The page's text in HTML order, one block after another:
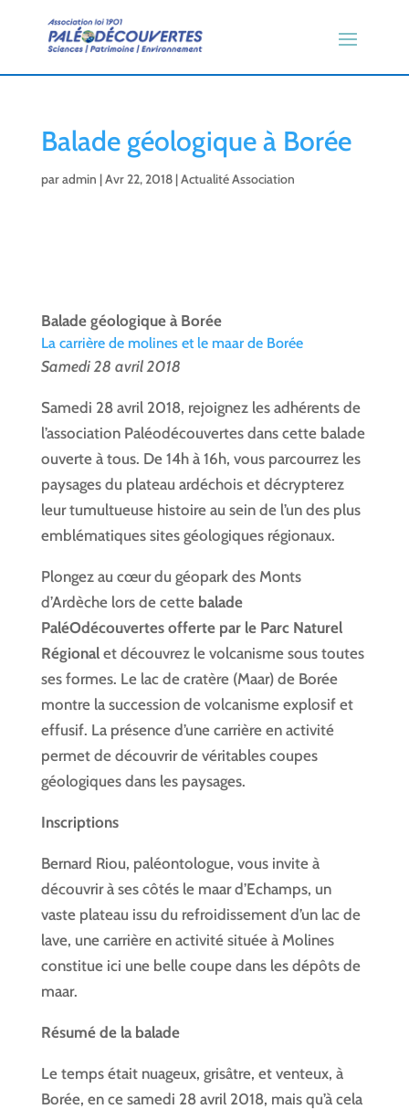
Balade géologique à Borée
paradmin |Avr 22, 2018|Actualité Association
Balade géologique à Borée
La carrière de molines et le maar de Borée
Samedi 28 avril 2018
Samedi 28 avril 2018, rejoignez les adhérents de
l’association Paléodécouvertes dans cette balade
ouverte à tous. De 14h à 16h, vous parcourrez les
paysages du plateau ardéchois et décrypterez
leur tumultueuse histoire au sein de l’un des plus
emblématiques sites géologiques régionaux.
Plongez au cœur du géopark des Monts
d’Ardèche lors de cette balade
PaléOdécouvertes offerte par le Parc Naturel
Régional et découvrez le volcanisme sous toutes
ses formes. Le lac de cratère (Maar) de Borée
montre la succession de volcanisme explosif et
effusif. La présence d’une carrière en activité
permet de découvrir de véritables coupes
géologiques dans les paysages.
Inscriptions
Bernard Riou, paléontologue, vous invite à
découvrir à ses côtés le maar d’Echamps, un
vaste plateau issu du refroidissement d’un lac de
lave, une carrière en activité située à Molines
constitue ici une belle coupe dans les dépôts de
maar.
Résumé de la balade
Le temps était nuageux, grisâtre, et venteux, à
Borée, en ce samedi 28 avril 2018, mais qu’à cela